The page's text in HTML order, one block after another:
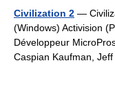
Civilization 2 —
(Windows) Activision
Développeur
Caspian Kaufman,